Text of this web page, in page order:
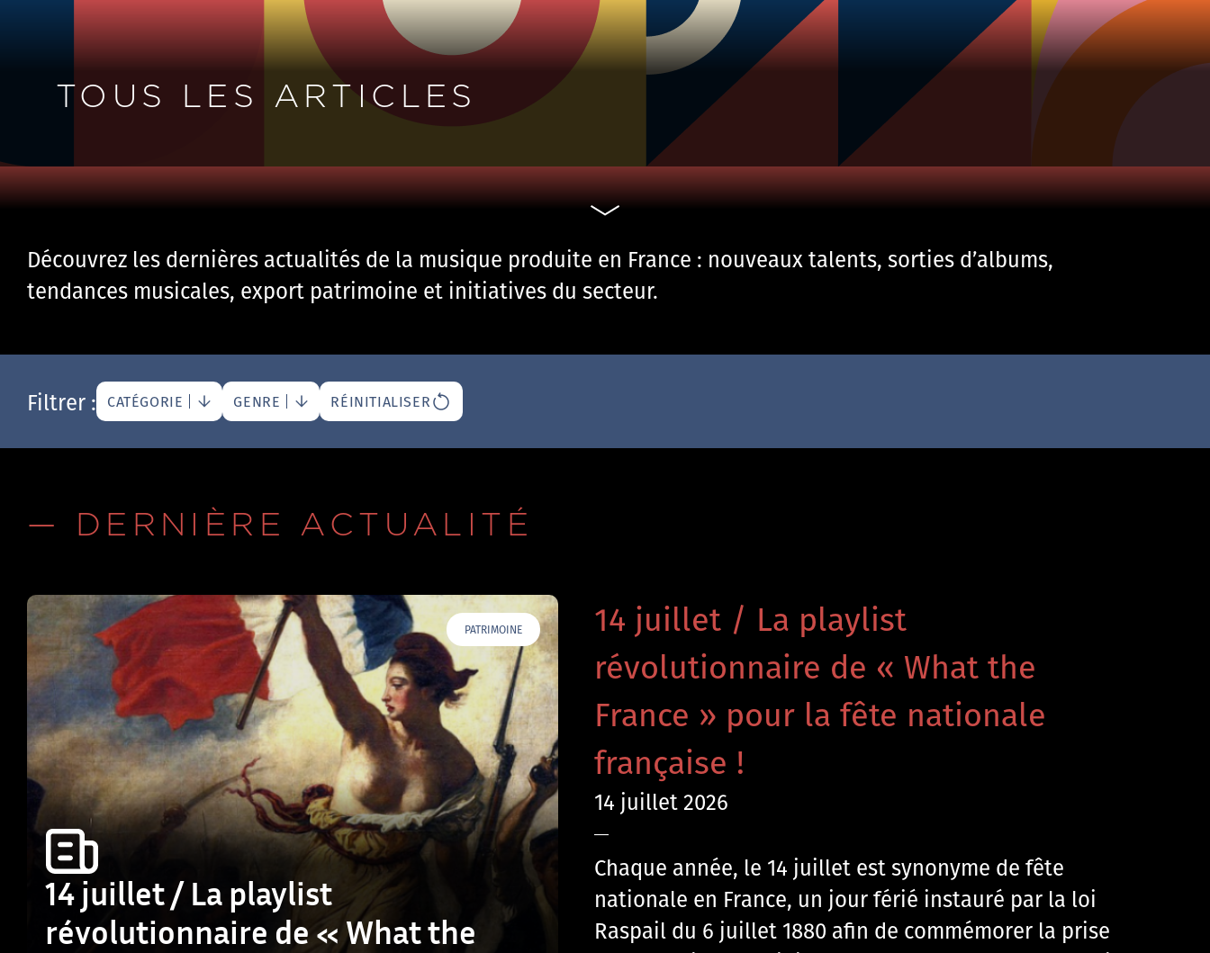
TOUS LES ARTICLES
Découvrez les dernières actualités de la musique produite en France : nouveaux talents, sorties d’albums,
tendances musicales, export patrimoine et initiatives du secteur.
Filtrer : CATÉGORIE GENRE RÉINITIALISER
— DERNIÈRE ACTUALITÉ
PATRIMOINE
14 juillet / La playlist
révolutionnaire de « What the
14 juillet / La playlist
révolutionnaire de « What the
France » pour la fête nationale
française !
14 juillet 2026
—
Chaque année, le 14 juillet est synonyme de fête
nationale en France, un jour férié instauré par la loi
Raspail du 6 juillet 1880 afin de commémorer la prise